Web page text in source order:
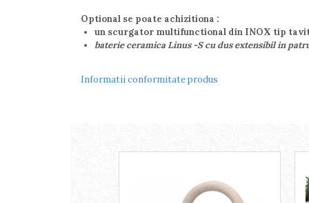
Optional se poate achizitiona :
un scurgator multifunctional din INOX tip
baterie ceramica Linus -S cu dus extensibil in
Informatii conformitate produs